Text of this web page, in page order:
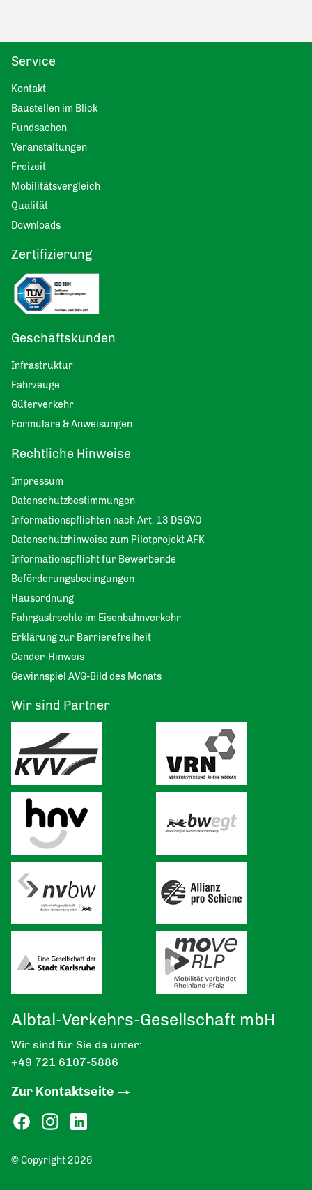
Service
Kontakt
Baustellen im Blick
Fundsachen
Veranstaltungen
Freizeit
Mobilitätsvergleich
Qualität
Downloads
Zertifizierung
Geschäftskunden
Infrastruktur
Fahrzeuge
Güterverkehr
Formulare & Anweisungen
Rechtliche Hinweise
Impressum
Datenschutzbestimmungen
Informationspflichten nach Art. 13 DSGVO
Datenschutzhinweise zum Pilotprojekt AFK
Informationspflicht für Bewerbende
Beförderungsbedingungen
Hausordnung
Fahrgastrechte im Eisenbahnverkehr
Erklärung zur Barrierefreiheit
Gender-Hinweis
Gewinnspiel AVG-Bild des Monats
Wir sind Partner
Albtal-Verkehrs-Gesellschaft mbH
Wir sind für Sie da unter:
+49 721 6107-5886
Zur Kontaktseite
© Copyright 2026